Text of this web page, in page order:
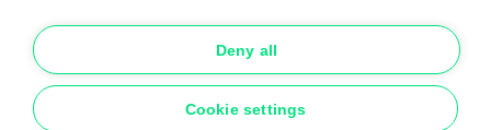
Conditions générales
Conditions de garantie
Cookies
Deny all
Cookie settings